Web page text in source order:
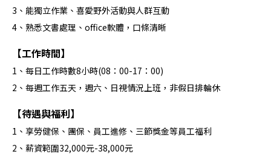
3、能獨立作業、喜愛野外活動與人群互動
4、熟悉文書處理、office軟體，口條清晰
【工作時間】
1、每日工作時數8小時(08：00-17：00)
2、每週工作五天，週六、日視情況上班，非假日排輪休
【待遇與福利】
1、享勞健保、團保、員工進修、三節獎金等員工福利
2、薪資範圍32,000元-38,000元